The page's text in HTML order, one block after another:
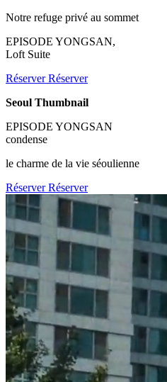
Notre refuge privé au sommet
EPISODE YONGSAN,
Loft Suite
RéserverRéserver
Seoul Thumbnail
EPISODE YONGSAN
condense
le charme de la vie séoulienne
RéserverRéserver